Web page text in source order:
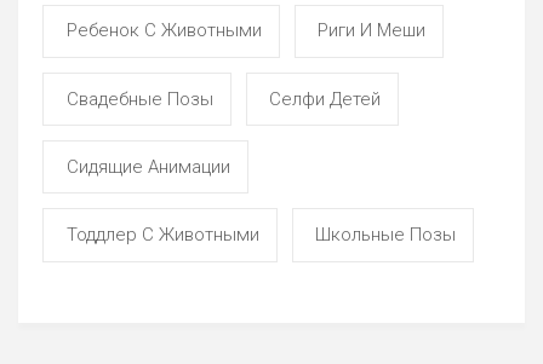
Ребенок С Животными Риги И Меши
Свадебные Позы Селфи Детей
Сидящие Анимации
Тоддлер С Животными Школьные Позы